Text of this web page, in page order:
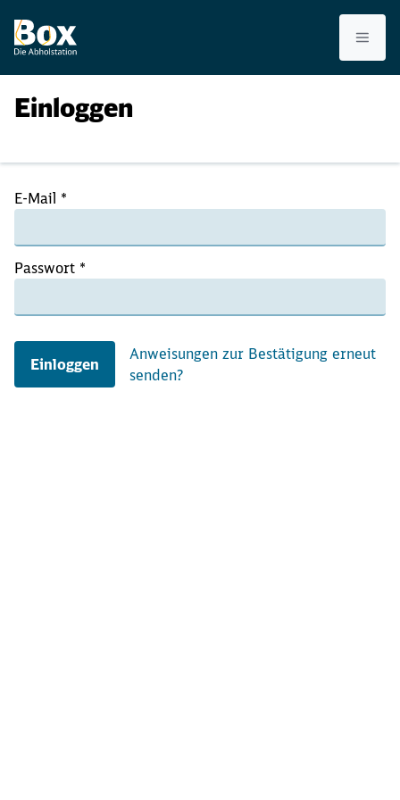
Einloggen
E-Mail *
Passwort *
Einloggen
Anweisungen zur Bestätigung erneut
senden?